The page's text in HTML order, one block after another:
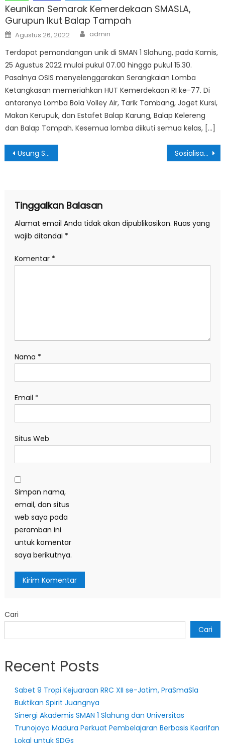
Keunikan Semarak Kemerdekaan SMASLA,
Gurupun Ikut Balap Tampah
Posted
on
Agustus 26, 2022 Author
admin
Terdapat pemandangan unik di SMAN 1 Slahung, pada Kamis,
25 Agustus 2022 mulai pukul 07.00 hingga pukul 15.30.
Pasalnya OSIS menyelenggarakan Serangkaian Lomba
Ketangkasan memeriahkan HUT Kemerdekaan RI ke-77. Di
antaranya Lomba Bola Volley Air, Tarik Tambang, Joget Kursi,
Makan Kerupuk, dan Estafet Balap Karung, Balap Kelereng
dan Balap Tampah. Kesemua lomba diikuti semua kelas, […]
Navigasi
Usung Spirit Kepemimpinan Organisasi, OSIS dan Ekstra SMASLA laksanakan LDKS di Sarangan Sosialisasi Program Sekolah Adiwiyata bagi Kader Siswa di SMAN 1 Slahung
Tinggalkan Balasan
Alamat email Anda tidak akan dipublikasikan. Ruas yang
wajib ditandai *
Komentar *
Nama *
Email *
Situs Web
Simpan nama,
email, dan situs
web saya pada
peramban ini
untuk komentar
saya berikutnya.
Cari
Cari
Recent Posts
Sabet 9 Tropi Kejuaraan RRC XII se-Jatim, PraSmaSla
Buktikan Spirit Juangnya
Sinergi Akademis SMAN 1 Slahung dan Universitas
Trunojoyo Madura Perkuat Pembelajaran Berbasis Kearifan
Lokal untuk SDGs